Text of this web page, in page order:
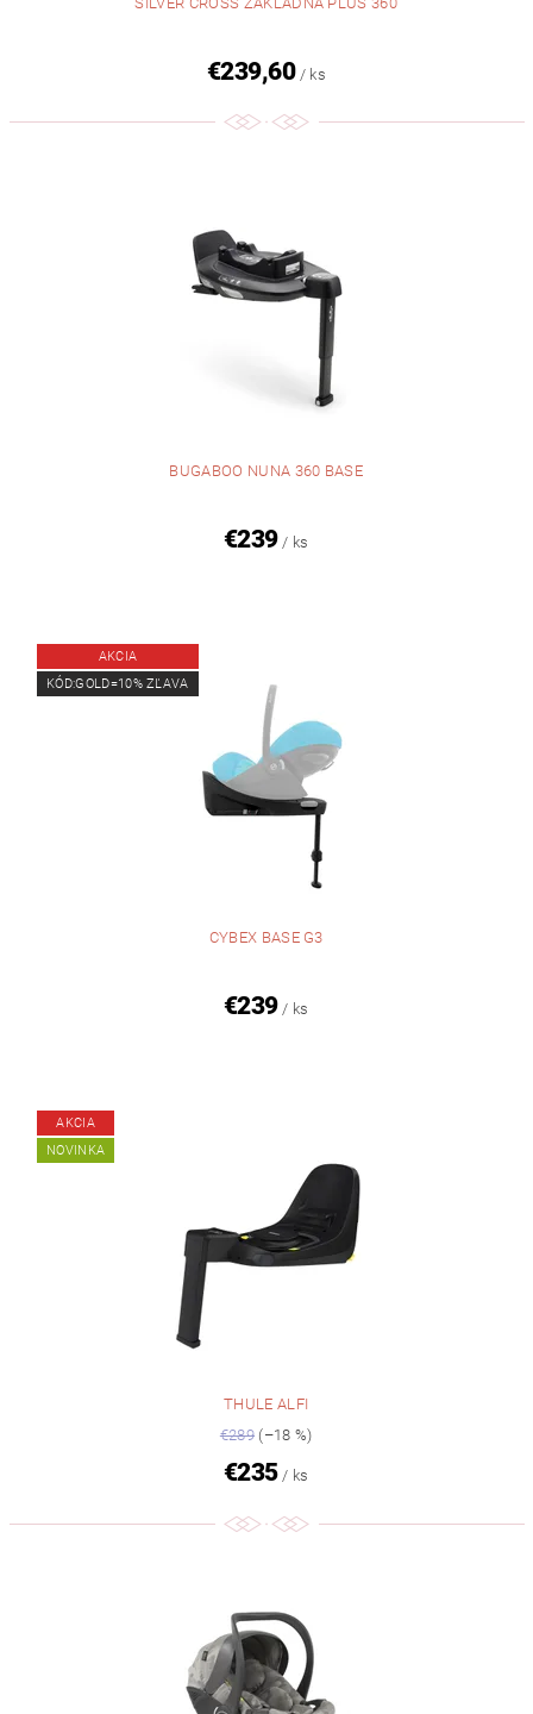
€239,60 / ks
BUGABOO NUNA 360 BASE
€239 / ks
AKCIA
KÓD:GOLD=10% ZĽAVA
CYBEX BASE G3
€239 / ks
AKCIA
NOVINKA
THULE ALFI
€289 (–18 %)
€235 / ks